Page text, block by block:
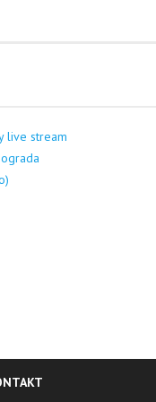
live stream